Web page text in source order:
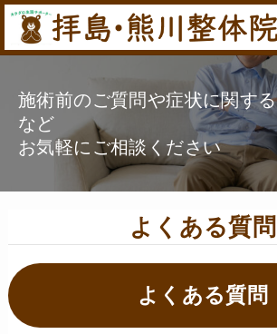
施術前のご質問や症状に関す
など
お気軽にご相談ください
よくある質問
よくある質問